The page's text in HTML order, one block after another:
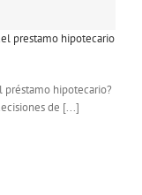
préstamo hipotecario?
de [...]